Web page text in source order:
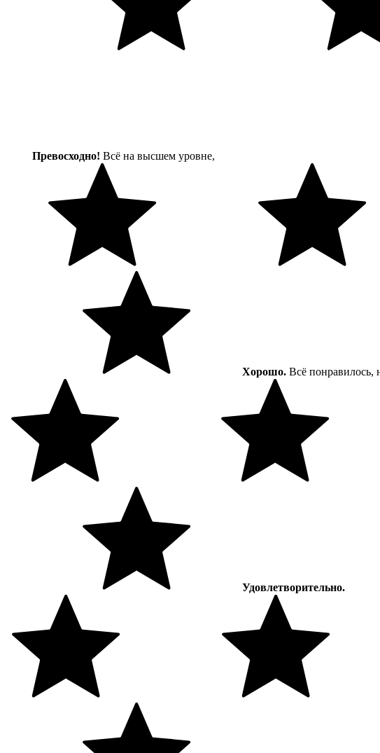
Превосходно! Всё на высшем уровне,
Хорошо. Всё понравилось,
Удовлетворительно.